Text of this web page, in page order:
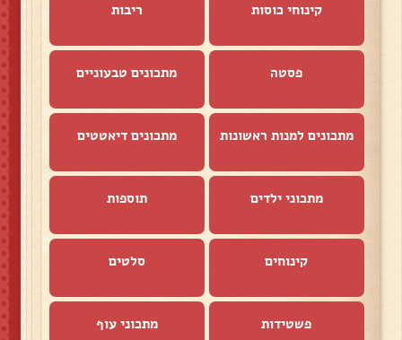
קינוחי כוסות ריבות
פסטה מתכונים טבעוניים
מתכונים למנות ראשונות מתכונים דיאטטים
מתכוני ילדים תוספות
קינוחים סלטים
פשטידות מתכוני עוף